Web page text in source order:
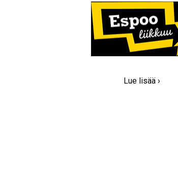
Lue lisää ›